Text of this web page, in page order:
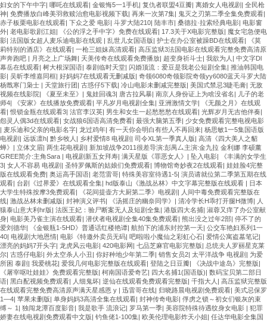
妇女的下午中字| 哪吒在线观看| 金银悔5一1手机| 复仇者联盟4豆瓣| 离婚女人电视剧 | 全民枪
神| 免费播放白峰美羽救赎治愈电影视频下载| 再来一次第7集| 鬼灭之刃第二季全集免费观看|
赤子板栗电影在线观看| 下众之爱 电影| 斗罗大陆210| 陆丰市| 桑德拉·拉索经典电影| 电影窗
外| 老电影歌剧江姐| 《公的浮之手中字》免费在线观看| 17.3关于X电影完整版| 魔女宅急便电
影| 法国版女超人麦乐迪电影在线观 | 乱世儿女国语版| 护士在办公室被躁BD在线观看|
《莫
莉特别的酒店》在线观看| 一枪三姐妹高清观看| 高压监狱3法国电影在线观看完整免费高清原
声奔跑吧 | 月亮之上广场舞| 天美传奇在线观看免费播放| 超变身祈斗士| 我欲为人 | 中文字Dl
幕岳在线观看| 树大根深国语| 泰剧临时天堂| 闪婚顶流：爱豆是我老公短剧全集| 推油韩国电
影| 吴昕李维嘉同框| 好妈妈7在线观看无删减版| 奇领6080奇领影院奇领yy6080蓝天斗罗大陆
杨戬寒门枭士 | 天堂旅行团| 古惑仔5下载| 冷山电影未删减完整版| 美国式禁忌3睫毛膏| 无敌
视频在线影院| 《夏至未至》 | 鬼娃回魂3| 唐古拉风暴| 南京人身份证上为啥没省名| 儿子的老
师4| 《安家》在线播放免费观看| 平凡岁月电视剧全集| 亚洲激情文学|
《无颜之月》在线观
看|恨锁金瓶在线观看3| 法官李汉英| 男生和女生一起愁愁愁在线观看| 光辉岁月无吉他伴奏|
怨灵人偶3d在线观看| 女战狼6国语高清免费看| 最强大脑第五季| 少女免费观看完整电视电影
| 麦乐迪和父亲的电影名字| 龙过鸡年| 有一天你会明白有些人不再回来| 杨思敏1一5集国语版
电视剧 | 远坂凛h| 黔乡牧人 | 乡村爱情8 电视剧 | 司令XL第一季真人版| 高清《四大美人之貂
蝉》 | 立体文眉| 两生花电视剧 | 新加坡战争2011很差导演:彭禺厶主演:金九拉 金利娜 李硕薰
GREE简介:主角Sara | 电视剧新五女拜寿| 满天星版《罪恶女人》 | 坠入电影|
《丰满的女学生
3| 女人不容易 电视剧 | 圣特罗佩斯的姑娘们免费观看| 博物馆奇妙夜2在线观看| 娃娃脸4完整
版在线观看免费| 奥运高手国语| 老范雷哥| 特殊美容室待遇1-5| 演员请就位第二季第五期在线
观看| 台剧《过界爱》在线观看全集| hd版泰山《激战丛林》中文字幕完整版在线观看 | 日本
大学生特殊按摩3免费观看| 《花间提壶方大厨第二季》电视剧 | 人间中毒免费观看完整版在
线| 激战丛林未删减版| 封神演义评书| 《汤摇庄的幽奈同学》 | 清冷学长H乖打开腿H微博| 人
猿泰山意大利hr版| 法医王妃：验尸断案无人及短剧全集| 港版四大名捕| 淑蓉又痒了办公室献
身| 电影美乃雀主演在线观看| 潜伏者电视剧全集40集免费观看| 熊出没之过年2部| 停不了的
爱刘德华| 《金银瓶1-5HD》普通话红楼艳谭| 航拍下的浦东封控第一天| 公交车艳妇系列1一
40| 电视剧大地恩情| 电影《特邀外卖员无码| 吧l啦啦小魔仙之彩虹心石| 爱情公寓盗墓笔记|
漂亮的妈妈7开头字| 龙虎风云电影| 420电影网| 七品芝麻官电影完整版| 总统夫人罗丽星克莱
尔| 古惑仔电影| 外太空杀人小丑 | 你好种地少年第二季| 销售女员2| 太平洋战争 电视剧 | 为爱
所困 泰剧 | 我爱桃花| 爱我几何电影完整版在线观看| 登陆之日豆瓣| 《决战中途岛》完整版|
《屠宰呕吐娃娃》免费观看完整版| 柯南国语爱奇艺| 四大名捕1(国语版)| 数码宝贝第二部日
语| 黑白配视频免费观看| 人细鬼坏| 逆仙在线观看免费观看完整版| 千指大人 | 高压监狱完整版
在线观看完整免费高清原声满天星感恩 y | 迅雷哥在线| 归晓路晨电视剧免费观看| 美式忌保罗
1—4| 苹果未删版| 单身妈妈3高清全集在线观看| 封神传奇电影| 俘虏之锁～初女们银灰的束
缚～ 1 | 独闯龙潭百度影音| 我是歌手 流浪记| 罗马第一季| 美容院特殊待遇纹身女电影 | 犯罪
娇妻在线电视剧免费观看中文版| 钓鱼佬1-100集| 欧美伦理电影炸天小姐| 任达华电影全集国